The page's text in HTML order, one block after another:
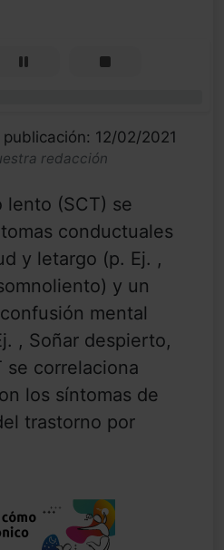
publicación: 12/02/2021
redacción
lento (SCT) se
conductuales
y letargo (p. Ej. ,
y un
mental
, Soñar despierto,
se correlaciona
los síntomas de
trastorno por